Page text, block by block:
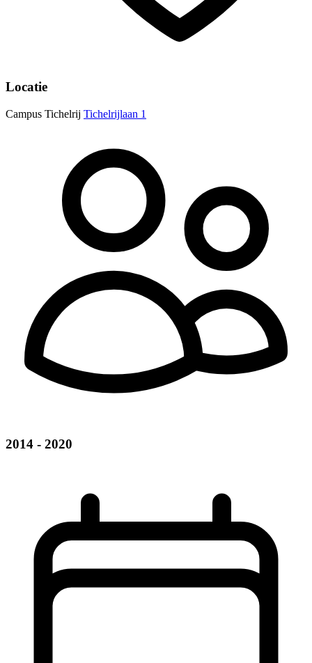
Locatie
Campus Tichelrij Tichelrijlaan 1
2014 - 2020